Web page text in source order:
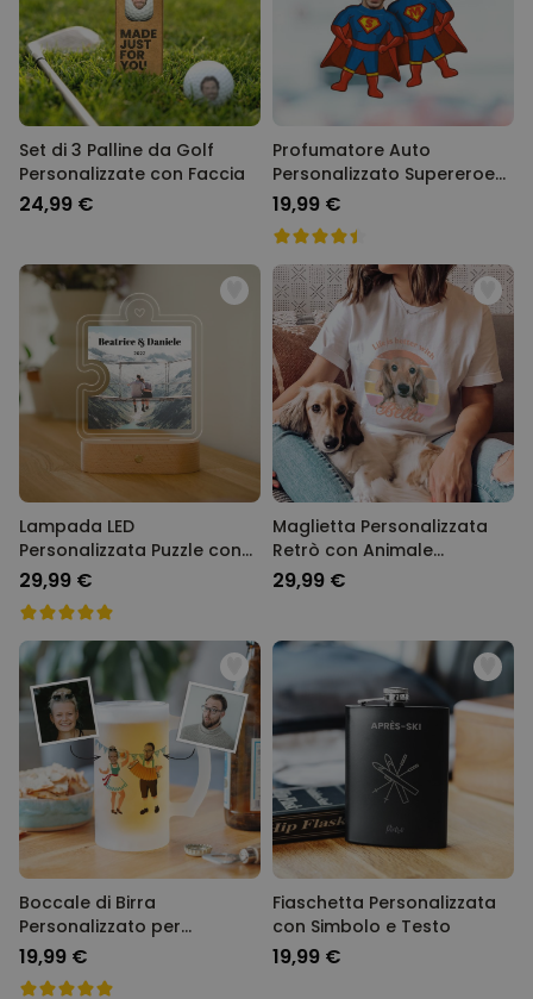
Set di 3 Palline da Golf
Personalizzate con Faccia
24,99 €
Profumatore Auto
Personalizzato Supereroe
con Faccia Set da 2
19,99 €
Lampada LED
Personalizzata Puzzle con
Foto e Testo
29,99 €
Maglietta Personalizzata
Retrò con Animale
Domestico
29,99 €
Boccale di Birra
Personalizzato per
l'Oktoberfest
19,99 €
Fiaschetta Personalizzata
con Simbolo e Testo
19,99 €